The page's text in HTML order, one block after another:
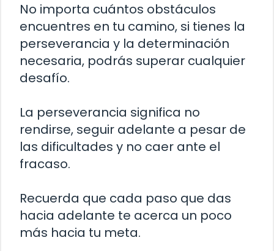
No importa cuántos obstáculos
encuentres en tu camino, si tienes la
perseverancia y la determinación
necesaria, podrás superar cualquier
desafío.
La perseverancia significa no
rendirse, seguir adelante a pesar de
las dificultades y no caer ante el
fracaso.
Recuerda que cada paso que das
hacia adelante te acerca un poco
más hacia tu meta.